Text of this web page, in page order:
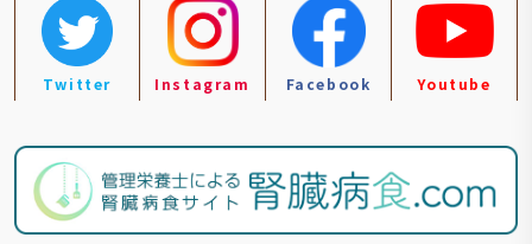
Twitter Instagram Facebook Youtube